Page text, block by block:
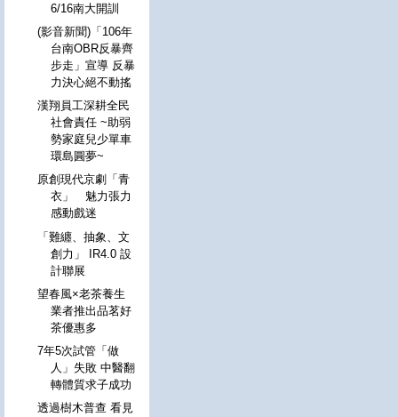
6/16南大開訓
(影音新聞)「106年
台南OBR反暴齊
步走」宣導 反暴
力決心絕不動搖
漢翔員工深耕全民
社會責任 ~助弱
勢家庭兒少單車
環島圓夢~
原創現代京劇「青
衣」 魅力張力
感動戲迷
「難纏、抽象、文
創力」 IR4.0 設
計聯展
望春風×老茶養生
業者推出品茗好
茶優惠多
7年5次試管「做
人」失敗 中醫翻
轉體質求子成功
透過樹木普查 看見